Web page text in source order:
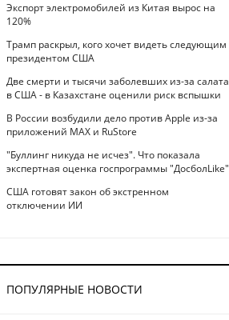
Экспорт электромобилей из Китая вырос на
120%
Трамп раскрыл, кого хочет видеть следующим
президентом США
Две смерти и тысячи заболевших из-за салата
в США - в Казахстане оценили риск вспышки
В России возбудили дело против Apple из-за
приложений MAX и RuStore
"Буллинг никуда не исчез". Что показала
экспертная оценка госпрограммы "ДосболLike"
США готовят закон об экстренном
отключении ИИ
ПОПУЛЯРНЫЕ НОВОСТИ